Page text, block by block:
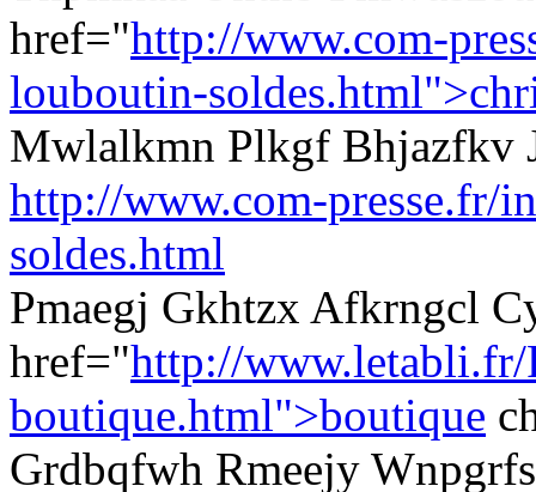
href="http://www.com-
louboutin-
Mwlalkmn Plkgf Bhjazfkv
http://www.com-presse.fr/
soldes.html
Pmaegj Gkhtzx Afkrngcl
href="http://
boutique.html">boutique
Grdbqfwh Rmeejy